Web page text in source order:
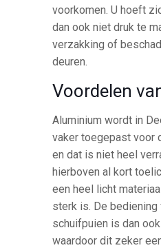
voorkomen. U hoeft
dan ook niet druk te
verzakking of
deuren.
Voordelen
Aluminium wordt in
vaker toegepast voor
en dat is niet heel
hierboven al kort
een heel licht
sterk is. De bediening
schuifpuien is dan
waardoor dit zeker